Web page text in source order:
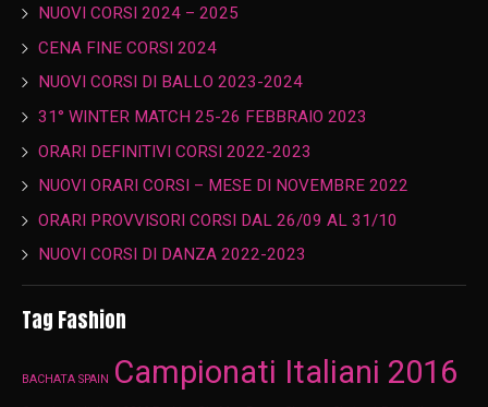
NUOVI CORSI 2024 – 2025
CENA FINE CORSI 2024
NUOVI CORSI DI BALLO 2023-2024
31° WINTER MATCH 25-26 FEBBRAIO 2023
ORARI DEFINITIVI CORSI 2022-2023
NUOVI ORARI CORSI – MESE DI NOVEMBRE 2022
ORARI PROVVISORI CORSI DAL 26/09 AL 31/10
NUOVI CORSI DI DANZA 2022-2023
Tag Fashion
BACHATA SPAIN Campionati Italiani 2016